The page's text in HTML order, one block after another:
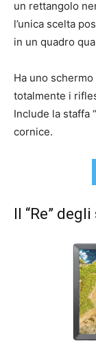
un rettangolo
l’unica scelta
in un quadro
Ha uno
totalmente i
Include la staffa
cornice.
Il “Re”